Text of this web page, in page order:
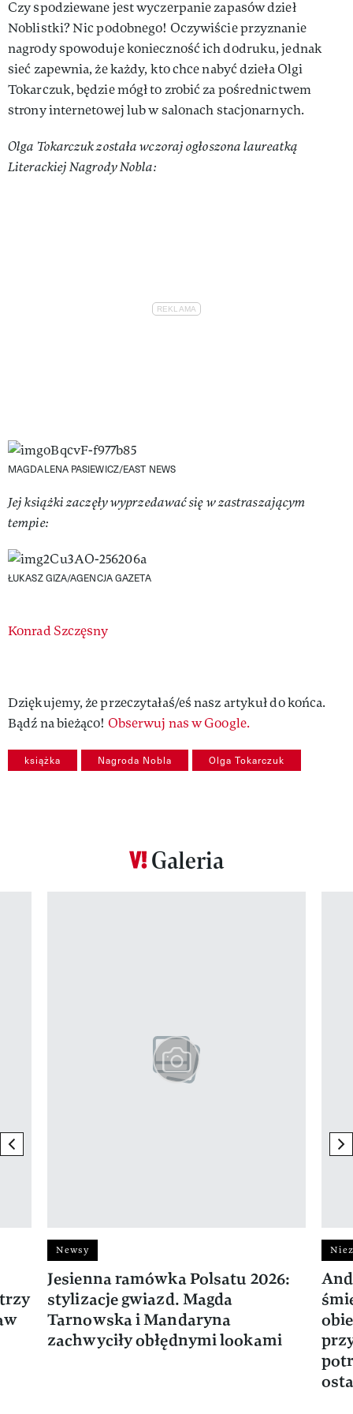
Czy spodziewane jest wyczerpanie zapasów dzieł
Noblistki? Nic podobnego! Oczywiście przyznanie
nagrody spowoduje konieczność ich dodruku, jednak
sieć zapewnia, że każdy, kto chce nabyć dzieła Olgi
Tokarczuk, będzie mógł to zrobić za pośrednictwem
strony internetowej lub w salonach stacjonarnych.
Olga Tokarczuk została wczoraj ogłoszona laureatką
Literackiej Nagrody Nobla:
MAGDALENA PASIEWICZ/EAST NEWS
Jej książki zaczęły wyprzedawać się w zastraszającym
tempie:
ŁUKASZ GIZA/AGENCJA GAZETA
Authors
Konrad Szczęsny
Dziękujemy, że przeczytałaś/eś nasz artykuł do końca.
Bądź na bieżąco! Obserwuj nas w Google.
książka Nagroda Nobla Olga Tokarczuk
Galeria
previous element
Newsy
Jesienna ramówka Polsatu 2026:
stylizacje gwiazd. Magda
Tarnowska i Mandaryna
zachwyciły obłędnymi lookami